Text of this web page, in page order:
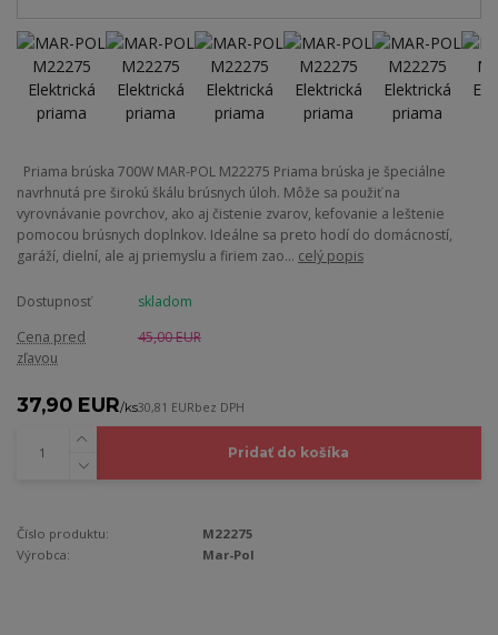
Priama brúska 700W MAR-POL M22275 Priama brúska je špeciálne
navrhnutá pre širokú škálu brúsnych úloh. Môže sa použiť na
vyrovnávanie povrchov, ako aj čistenie zvarov, kefovanie a leštenie
pomocou brúsnych doplnkov. Ideálne sa preto hodí do domácností,
garáží, dielní, ale aj priemyslu a firiem zao... celý popis
Dostupnosť
skladom
Cena pred
zľavou
45,00 EUR
37,90 EUR/ks30,81 EURbez DPH
Pridať do košíka
Číslo produktu:
M22275
Výrobca:
Mar-Pol